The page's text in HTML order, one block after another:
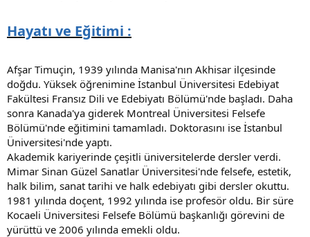
Hayatı ve Eğitimi :
Afşar Timuçin, 1939 yılında Manisa'nın Akhisar ilçesinde
doğdu. Yüksek öğrenimine İstanbul Üniversitesi Edebiyat
Fakültesi Fransız Dili ve Edebiyatı Bölümü'nde başladı. Daha
sonra Kanada'ya giderek Montreal Üniversitesi Felsefe
Bölümü'nde eğitimini tamamladı. Doktorasını ise İstanbul
Üniversitesi'nde yaptı.
Akademik kariyerinde çeşitli üniversitelerde dersler verdi.
Mimar Sinan Güzel Sanatlar Üniversitesi'nde felsefe, estetik,
halk bilim, sanat tarihi ve halk edebiyatı gibi dersler okuttu.
1981 yılında doçent, 1992 yılında ise profesör oldu. Bir süre
Kocaeli Üniversitesi Felsefe Bölümü başkanlığı görevini de
yürüttü ve 2006 yılında emekli oldu.